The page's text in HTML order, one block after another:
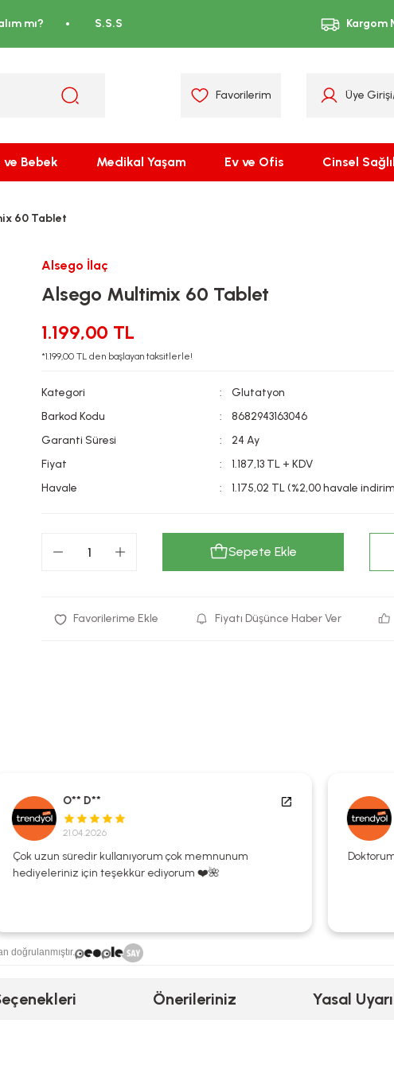
mı? S.S.S Kargom
Favorilerim Üye Girişi
ve Bebek Medikal Yaşam Ev ve Ofis Cinsel
60 Tablet
Alsego İlaç
Alsego Multimix 60 Tablet
1.199,00 TL
*1.199,00 TL den başlayan taksitlerle!
Kategori
Glutatyon
Barkod Kodu
8682943163046
Garanti Süresi
24 Ay
Fiyat
1.187,13 TL + KDV
Havale
1.175,02 TL (%2,00 havale
Sepete Ekle
Fiyatı Düşünce Haber Ver
çok memnunum
ediyorum ❤️🌺
Y** T**
Doktorumun tavsiyesiyle aldım.
doğrulanmıştır.
Önerileriniz Yasal